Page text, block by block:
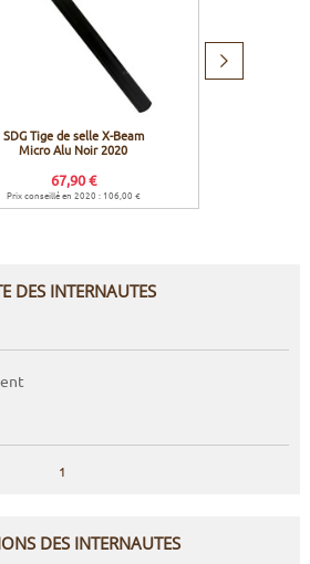
SDG Tige de selle X-Beam
Micro Alu Noir 2020
67,90 €
Prix conseillé en 2020 : 106,00 €
Produit
DES INTERNAUTES
1
DES INTERNAUTES